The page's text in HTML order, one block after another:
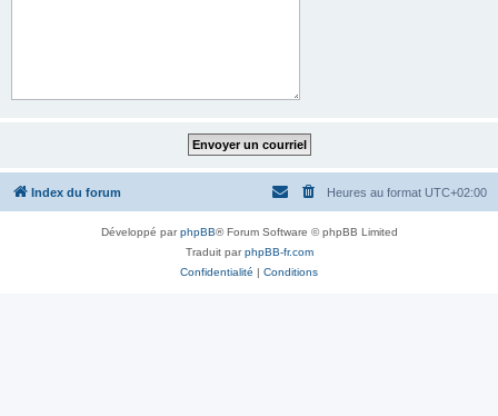
Index du forum Heures au format UTC+02:00
Développé parphpBB® Forum Software © phpBB Limited
Traduit parphpBB-fr.com
Confidentialité | Conditions